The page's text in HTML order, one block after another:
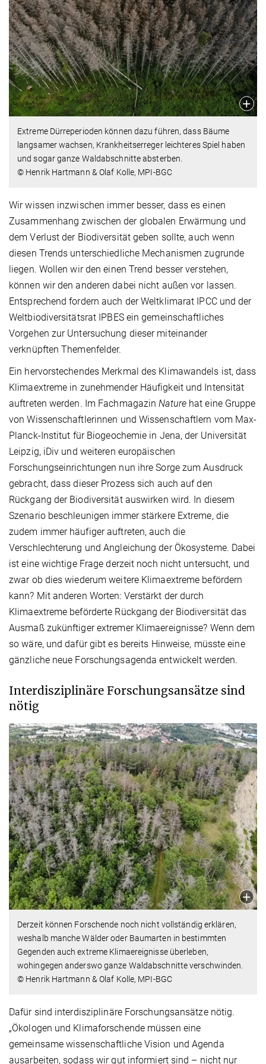
Extreme Dürreperioden können dazu führen, dass Bäume
langsamer wachsen, Krankheitserreger leichteres Spiel haben
und sogar ganze Waldabschnitte absterben.
© Henrik Hartmann & Olaf Kolle, MPI-BGC
Wir wissen inzwischen immer besser, dass es einen
Zusammenhang zwischen der globalen Erwärmung und
dem Verlust der Biodiversität geben sollte, auch wenn
diesen Trends unterschiedliche Mechanismen zugrunde
liegen. Wollen wir den einen Trend besser verstehen,
können wir den anderen dabei nicht außen vor lassen.
Entsprechend fordern auch der Weltklimarat IPCC und der
Weltbiodiversitätsrat IPBES ein gemeinschaftliches
Vorgehen zur Untersuchung dieser miteinander
verknüpften Themenfelder.
Ein hervorstechendes Merkmal des Klimawandels ist, dass
Klimaextreme in zunehmender Häufigkeit und Intensität
auftreten werden. Im FachmagazinNaturehat eine Gruppe
von Wissenschaftlerinnen und Wissenschaftlern vom Max-
Planck-Institut für Biogeochemie in Jena, der Universität
Leipzig, iDiv und weiteren europäischen
Forschungseinrichtungen nun ihre Sorge zum Ausdruck
gebracht, dass dieser Prozess sich auch auf den
Rückgang der Biodiversität auswirken wird. In diesem
Szenario beschleunigen immer stärkere Extreme, die
zudem immer häufiger auftreten, auch die
Verschlechterung und Angleichung der Ökosysteme. Dabei
ist eine wichtige Frage derzeit noch nicht untersucht, und
zwar ob dies wiederum weitere Klimaextreme befördern
kann? Mit anderen Worten: Verstärkt der durch
Klimaextreme beförderte Rückgang der Biodiversität das
Ausmaß zukünftiger extremer Klimaereignisse? Wenn dem
so wäre, und dafür gibt es bereits Hinweise, müsste eine
gänzliche neue Forschungsagenda entwickelt werden.
Interdisziplinäre Forschungsansätze sind
nötig
Derzeit können Forschende noch nicht vollständig erklären,
weshalb manche Wälder oder Baumarten in bestimmten
Gegenden auch extreme Klimaereignisse überleben,
wohingegen anderswo ganze Waldabschnitte verschwinden.
© Henrik Hartmann & Olaf Kolle, MPI-BGC
Dafür sind interdisziplinäre Forschungsansätze nötig.
„Ökologen und Klimaforschende müssen eine
gemeinsame wissenschaftliche Vision und Agenda
ausarbeiten, sodass wir gut informiert sind – nicht nur